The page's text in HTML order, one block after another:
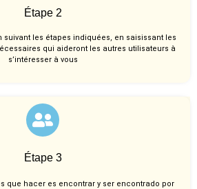
Étape 2
suivant les étapes indiquées, en saisissant les
qui aideront les autres utilisateurs à
s’intéresser à vous
Étape 3
que hacer es encontrar y ser encontrado por